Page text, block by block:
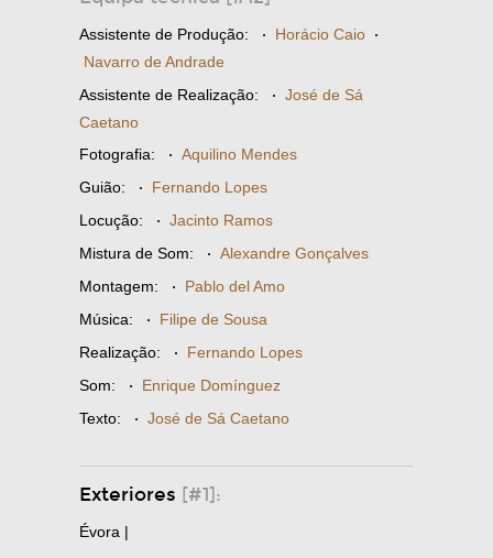
Assistente de Produção: · Horácio Caio ·
Navarro de Andrade
Assistente de Realização: · José de Sá
Caetano
Fotografia: · Aquilino Mendes
Guião: · Fernando Lopes
Locução: · Jacinto Ramos
Mistura de Som: · Alexandre Gonçalves
Montagem: · Pablo del Amo
Música: · Filipe de Sousa
Realização: · Fernando Lopes
Som: · Enrique Domínguez
Texto: · José de Sá Caetano
Exteriores [#1]:
Évora |